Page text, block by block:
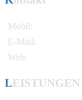
Mobil:
E-Mail:
Web:
LEISTUNGEN